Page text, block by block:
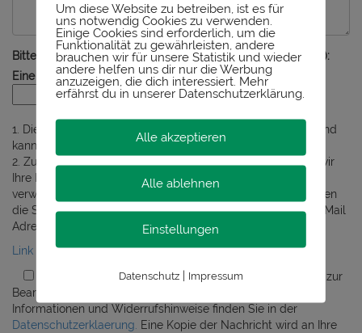
Bitte geben Sie eine Farbe aus unserem Logo hier ein (grün):
Eine Farbe aus unserem Logo?
1. Diese Seite wird zur Sicherheit mit SSL-TLS übertragen und
kann von Dritten nicht gelesen werden.
2. Zur Beantwortung Ihrer Nachricht per E-Mail, speichern wir
Ihre Daten. Für andere Zwecke werden die Daten nicht
verwendet und auch nicht an Dritte weitergeleitet. Sie können
die Speicherung unter der im Impressum eingetragenen E-Mail
Adresse jederzeit widerrufen.
Link zur Datenschutzerklärung
Sie erklären sich damit einverstanden, dass Ihre Daten zur
Bearbeitung Ihres Anliegens verwendet werden. Weitere
Informationen und Widerrufshinweise finden Sie in der
Datenschutzerklaerung.
Eine Kopie der Nachricht wird an Ihre
Um diese Website zu betreiben, ist es für
uns notwendig Cookies zu verwenden.
Einige Cookies sind erforderlich, um die
Funktionalität zu gewährleisten, andere
brauchen wir für unsere Statistik und wieder
andere helfen uns dir nur die Werbung
anzuzeigen, die dich interessiert. Mehr
erfährst du in unserer Datenschutzerklärung.
Alle akzeptieren
Alle ablehnen
Einstellungen
Datenschutz| Impressum